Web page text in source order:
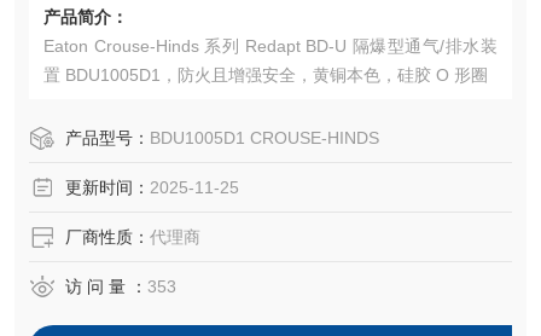
产品简介：
Eaton Crouse-Hinds 系列 Redapt BD-U 隔爆型通气/排水装
置 BDU1005D1，防火且增强安全，黄铜本色，硅胶 O 形圈
产品型号： BDU1005D1 CROUSE-HINDS
更新时间： 2025-11-25
厂商性质： 代理商
访 问 量 ： 353